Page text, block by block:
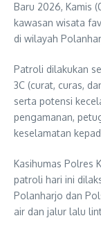
Baru 2026, Kamis
kawasan wisata
di wilayah
Patroli dilakukan
3C (curat, curas,
serta potensi
pengamanan,
keselamatan
Kasihumas Polres
patroli hari ini
Polanharjo dan
air dan jalur lalu